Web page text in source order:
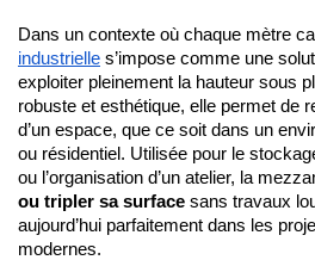
Dans un contexte où chaque mètre
industrielle s’impose comme une
exploiter pleinement la hauteur sous
robuste et esthétique, elle permet de
d’un espace, que ce soit dans un
ou résidentiel. Utilisée pour le
ou l’organisation d’un atelier, la
ou tripler sa surface sans travaux
aujourd’hui parfaitement dans les
modernes.